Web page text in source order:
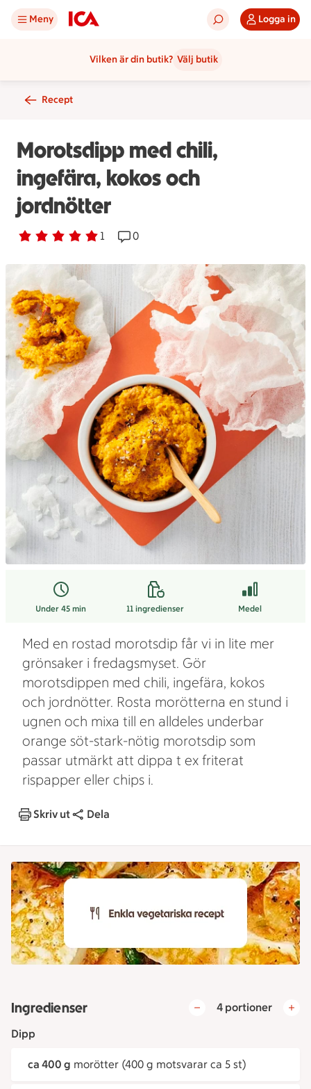
Meny Logga in
Vilken är din butik? Välj butik
Recept
Morotsdipp med chili,
ingefära, kokos och
jordnötter
Betyg 5 av 5. 1
1 personer har röstatReceptet har 0 kommentarer
0
Under 45 min 11ingredienser Medel
Med en rostad morotsdip får vi in lite mer
grönsaker i fredagsmyset. Gör
morotsdippen med chili, ingefära, kokos
och jordnötter. Rosta morötterna en stund i
ugnen och mixa till en alldeles underbar
orange söt-stark-nötig morotsdip som
passar utmärkt att dippa t ex friterat
rispapper eller chips i.
Skriv ut Dela
Ingredienser
4 portioner
Dipp
ca 400 g morötter (400 g motsvarar ca 5 st)